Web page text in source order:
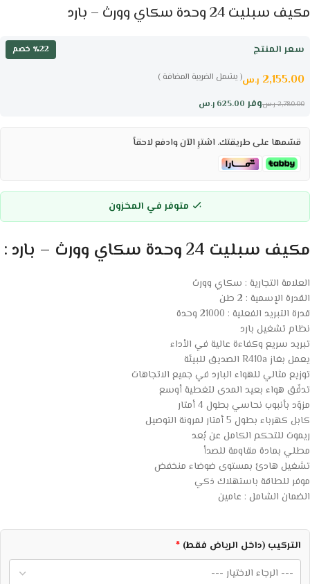
مكيف سبليت 24 وحدة سكاي وورث – بارد
سعر المنتج ٪22 خصم
( يشمل الضريبة المضافة ) 2,155.00 ر.س
وفر 625.00 ر.س 2,780.00 ر.س
قسّمها على طريقتك. اشترِ الآن وادفع لاحقاً
متوفر في المخزون
مكيف سبليت 24 وحدة سكاي وورث – بارد :
العلامة التجارية : سكاي وورث
القدرة الإسمية : 2 طن
قدرة التبريد الفعلية : 21000 وحدة
نظام تشغيل بارد
تبريد سريع وكفاءة عالية في الأداء
يعمل بغاز R410a الصديق للبيئة
توزيع مثالي للهواء البارد في جميع الاتجاهات
تدفّق هواء بعيد المدى لتغطية أوسع
مزوّد بأنبوب نحاسي بطول 4 أمتار
كابل كهرباء بطول 5 أمتار لمرونة التوصيل
ريموت للتحكم الكامل عن بُعد
مطلي بمادة مقاومة للصدأ
تشغيل هادئ بمستوى ضوضاء منخفض
موفر للطاقة باستهلاك ذكي
الضمان الشامل : عامين
التركيب (داخل الرياض فقط) *